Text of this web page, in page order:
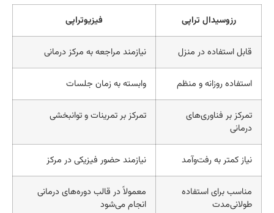
رزوسیدال تراپی فیزیوتراپی
قابل استفاده در منزل نیازمند مراجعه به مرکز درمانی
استفاده روزانه و منظم وابسته به زمان جلسات
تمرکز بر فناوری‌های
درمانی
تمرکز بر تمرینات و توانبخشی
نیاز کمتر به رفت‌وآمد نیازمند حضور فیزیکی در مرکز
مناسب برای استفاده
طولانی‌مدت
معمولاً در قالب دوره‌های درمانی
انجام می‌شود